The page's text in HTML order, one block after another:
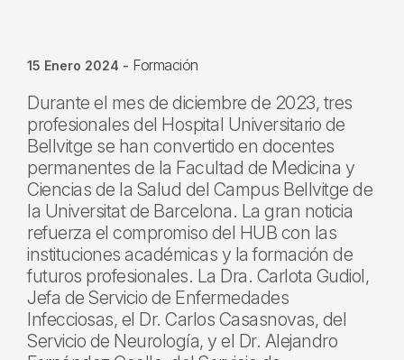
15 Enero 2024 - Formación
Durante el mes de diciembre de 2023, tres
profesionales del Hospital Universitario de
Bellvitge se han convertido en docentes
permanentes de la Facultad de Medicina y
Ciencias de la Salud del Campus Bellvitge de
la Universitat de Barcelona. La gran noticia
refuerza el compromiso del HUB con las
instituciones académicas y la formación de
futuros profesionales. La Dra. Carlota Gudiol,
Jefa de Servicio de Enfermedades
Infecciosas, el Dr. Carlos Casasnovas, del
Servicio de Neurología, y el Dr. Alejandro